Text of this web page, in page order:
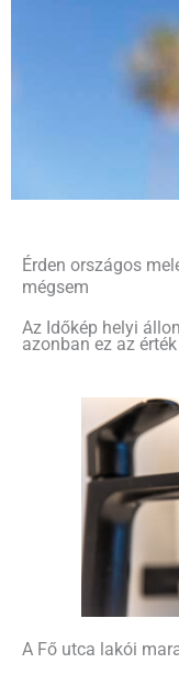
Érden országos
mégsem
Az Időkép helyi
azonban ez az
A Fő utca lakói